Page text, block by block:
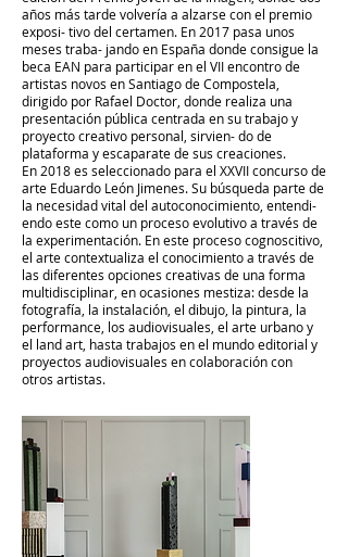
años más tarde volvería a alzarse con el premio
exposi- tivo del certamen. En 2017 pasa unos
meses traba- jando en España donde consigue la
beca EAN para participar en el VII encontro de
artistas novos en Santiago de Compostela,
dirigido por Rafael Doctor, donde realiza una
presentación pública centrada en su trabajo y
proyecto creativo personal, sirvien- do de
plataforma y escaparate de sus creaciones.
En 2018 es seleccionado para el XXVII concurso de
arte Eduardo León Jimenes. Su búsqueda parte de
la necesidad vital del autoconocimiento, entendi-
endo este como un proceso evolutivo a través de
la experimentación. En este proceso cognoscitivo,
el arte contextualiza el conocimiento a través de
las diferentes opciones creativas de una forma
multidisciplinar, en ocasiones mestiza: desde la
fotografía, la instalación, el dibujo, la pintura, la
performance, los audiovisuales, el arte urbano y
el land art, hasta trabajos en el mundo editorial y
proyectos audiovisuales en colaboración con
otros artistas.